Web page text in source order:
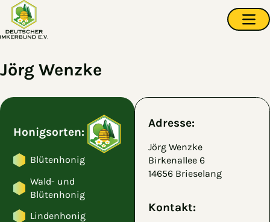
Zum Hauptinhalt springen
Jörg Wenzke
Honigsorten:
Blütenhonig
Wald- und
Blütenhonig
Lindenhonig
Adresse:
Jörg Wenzke
Birkenallee 6
14656 Brieselang
Kontakt: